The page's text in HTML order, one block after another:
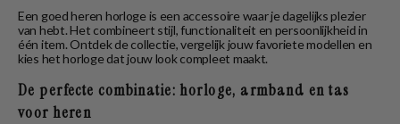
Een goed heren horloge is een accessoire waar je dagelijks plezier
van hebt. Het combineert stijl, functionaliteit en persoonlijkheid in
één item. Ontdek de collectie, vergelijk jouw favoriete modellen en
kies het horloge dat jouw look compleet maakt.
De perfecte combinatie: horloge, armband en tas
voor heren